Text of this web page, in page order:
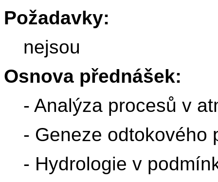
Požadavky:
nejsou
Osnova přednášek:
- Analýza procesů v
- Geneze odtokového
- Hydrologie v